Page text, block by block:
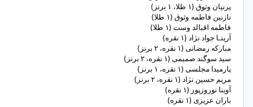
​پرنیان وثوق (۱ طلا، ۱ برنز)
​نازنین فاطمه وثوق (۱ طلا)
​فاطمه اقبالد وست (۱ طلا)
​آرینـا جواد نژاد (۱ نقره)
​مبارکه رمضانی (۱ نقره، ۲ برنز)
​سید سوگند صمیمی (۱ نقره، ۲ برنز)
​پارمیدا مجلسی (۱ نقره، ۱ برنز)
​مریم حسین نژاد (۱ نقره، ۲ برنز)
​آوینا نوروزپور (۱ نقره)
​باران عزیزی (۱ نقره)